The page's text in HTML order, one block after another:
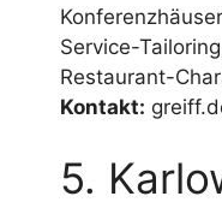
Service-
Restaurant-
Kontakt:
5.